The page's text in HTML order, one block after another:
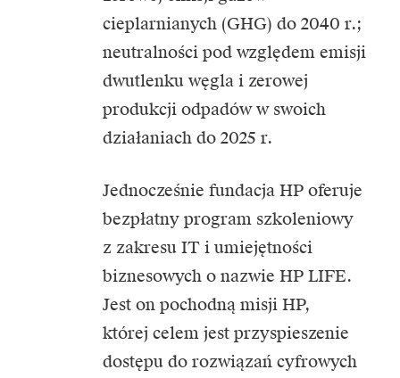
cieplarnianych (GHG) do 2040 r.;
neutralności pod względem emisji
dwutlenku węgla i zerowej
produkcji odpadów w swoich
działaniach do 2025 r.
Jednocześnie fundacja HP oferuje
bezpłatny program szkoleniowy
z zakresu IT i umiejętności
biznesowych o nazwie HP LIFE.
Jest on pochodną misji HP,
której celem jest przyspieszenie
dostępu do rozwiązań cyfrowych